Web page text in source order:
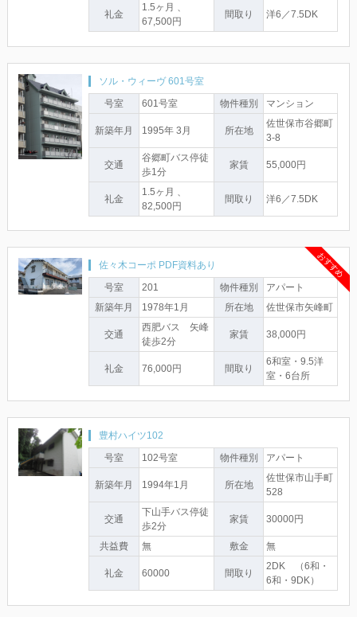
礼金
1.5ヶ月 、
67,500円
間取り 洋6／7.5DK
ソル・ウィーヴ 601号室
号室
601号室 物件種別 マンション
新築年月 1995年 3月 所在地
佐世保市谷郷町
3-8
交通
谷郷町バス停徒
歩1分
家賃 55,000円
礼金
1.5ヶ月 、
82,500円
間取り 洋6／7.5DK
佐々木コーポ PDF資料あり
号室
201 物件種別
アパート
新築年月
1978年1月 所在地 佐世保市矢峰町
交通
西肥バス 矢峰
徒歩2分
家賃 38,000円
礼金 76,000円 間取り
6和室・9.5洋
室・6台所
おすすめ
豊村ハイツ102
号室
102号室 物件種別 アパート
新築年月 1994年1月 所在地
佐世保市山手町
528
交通
下山手バス停徒
歩2分
家賃 30000円
共益費 無 敷金 無
礼金 60000 間取り
2DK （6和・
6和・9DK）